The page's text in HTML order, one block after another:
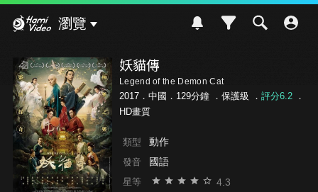
瀏覽
妖貓傳
Legend of the Demon Cat
2017．中國．129分鐘 ． 保護級 ． 評分6.2．
HD畫質
類型 動作
發音 國語
星等 4.3